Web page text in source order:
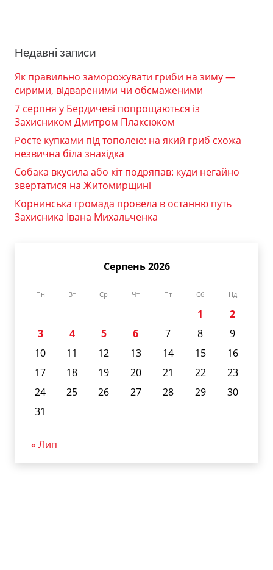
Недавні записи
Як правильно заморожувати гриби на зиму —
сирими, відвареними чи обсмаженими
7 серпня у Бердичеві попрощаються із
Захисником Дмитром Плаксюком
Росте купками під тополею: на який гриб схожа
незвична біла знахідка
Собака вкусила або кіт подряпав: куди негайно
звертатися на Житомирщині
Корнинська громада провела в останню путь
Захисника Івана Михальченка
Серпень 2026
Пн Вт Ср Чт Пт Сб Нд
1
2
3
4 5 6 7 8
9
10
11 12 13 14 15
16
17
18 19 20 21 22
23
24
25 26 27 28 29
30
31
« Лип